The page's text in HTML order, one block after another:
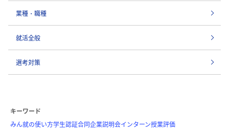
業種・職種
就活全般
選考対策
キーワード
みん就の使い方学生認証合同企業説明会インターン授業評価